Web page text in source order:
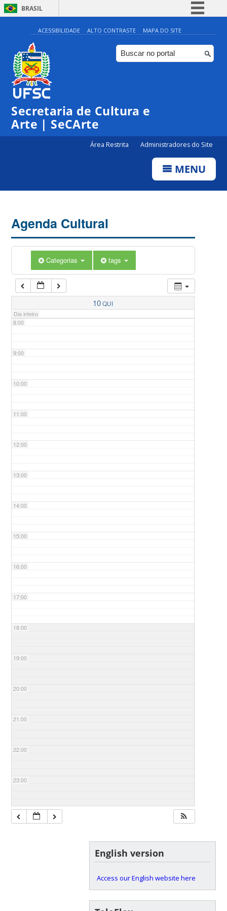
BRASIL
Simplifique!
Comunica BR
Participe
ACESSIBILIDADE ALTO CONTRASTE MAPA DO SITE
Secretaria de Cultura e
Arte | SeCArte
Área Restrita Administradores do Site
MENU
Agenda Cultural
Categorias tags
10QUI
Dia inteiro
0:00
1:00
5:00
7:00
8:00
9:00
10:00
11:00
12:00
13:00
14:00
15:00
16:00
17:00
18:00
19:00
20:00
21:00
22:00
23:00
English version
Access our English website here